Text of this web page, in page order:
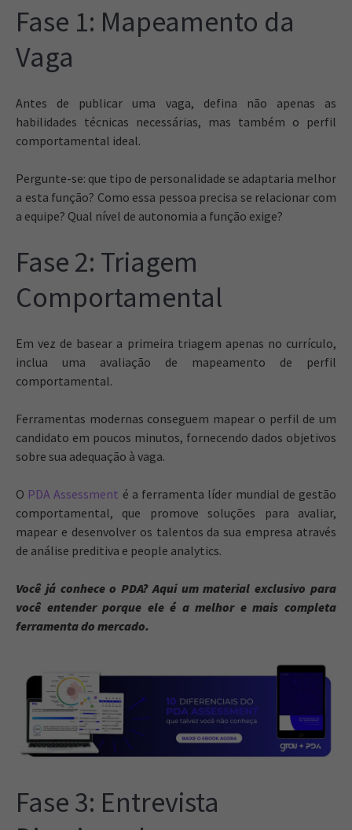
Fase 1: Mapeamento da
Vaga
Antes de publicar uma vaga, defina não apenas as
habilidades técnicas necessárias, mas também o perfil
comportamental ideal.
Pergunte-se: que tipo de personalidade se adaptaria melhor
a esta função? Como essa pessoa precisa se relacionar com
a equipe? Qual nível de autonomia a função exige?
Fase 2: Triagem
Comportamental
Em vez de basear a primeira triagem apenas no currículo,
inclua uma avaliação de mapeamento de perfil
comportamental.
Ferramentas modernas conseguem mapear o perfil de um
candidato em poucos minutos, fornecendo dados objetivos
sobre sua adequação à vaga.
O PDA Assessment é a ferramenta líder mundial de gestão
comportamental, que promove soluções para avaliar,
mapear e desenvolver os talentos da sua empresa através
de análise preditiva e people analytics.
Você já conhece o PDA? Aqui um material exclusivo para
você entender porque ele é a melhor e mais completa
ferramenta do mercado.
Fase 3: Entrevista